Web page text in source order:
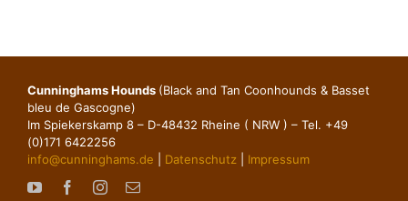
Cunninghams Hounds (Black and Tan Coonhounds & Basset
bleu de Gascogne)
Im Spiekerskamp 8 – D-48432 Rheine ( NRW ) – Tel. +49
(0)171 6422256
info@cunninghams.de
Datenschutz Impressum